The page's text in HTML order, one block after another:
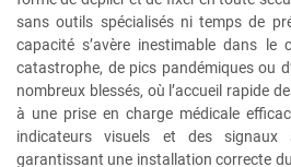
sans outils spécialisés ni temps de
capacité s’avère inestimable dans le
catastrophe, de pics pandémiques ou
nombreux blessés, où l’accueil rapide
à une prise en charge médicale
indicateurs visuels et des signaux
garantissant une installation correcte